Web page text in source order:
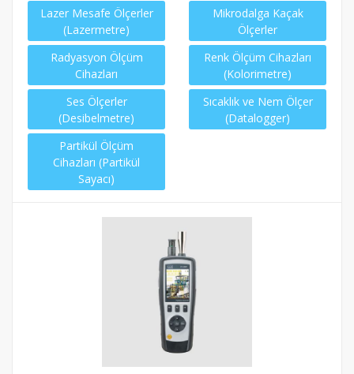
Lazer Mesafe Ölçerler
(Lazermetre)
Mikrodalga Kaçak
Ölçerler
Radyasyon Ölçüm
Cihazları
Renk Ölçüm Cihazları
(Kolorimetre)
Ses Ölçerler
(Desibelmetre)
Sıcaklık ve Nem Ölçer
(Datalogger)
Partikül Ölçüm
Cihazları (Partikül
Sayacı)